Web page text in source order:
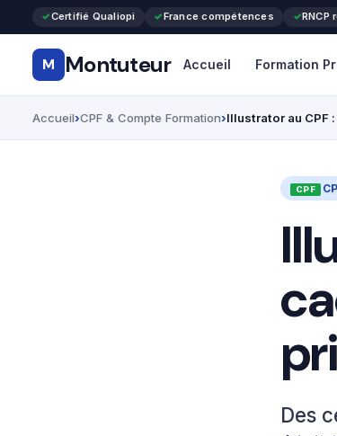
Certifié Qualiopi France compétences RNCP
M Montuteur Accueil Formation
Accueil CPF & Compte Formation Illustrator au CPF
Des